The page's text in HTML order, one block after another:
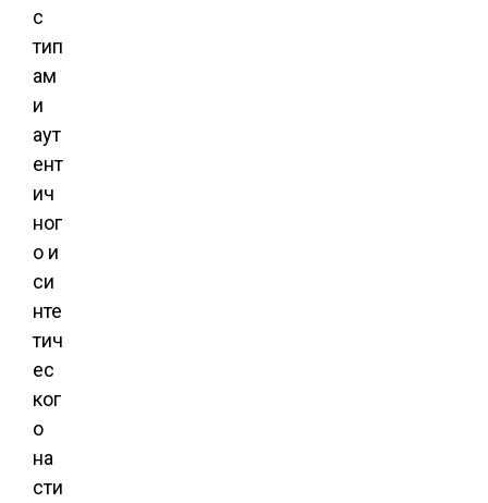
с
тип
ам
и
аут
ент
ич
ног
о и
си
нте
тич
ес
ког
о
на
сти